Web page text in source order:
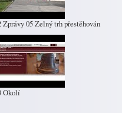
Zprávy 05 Zelný trh přestěhován
Okolí